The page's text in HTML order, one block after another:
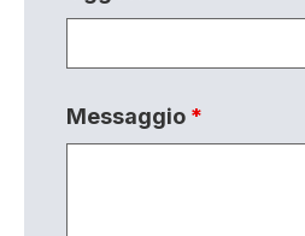
Messaggio *